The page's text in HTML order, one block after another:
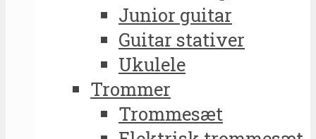
Junior guitar
Guitar stativer
Ukulele
Trommer
Trommesæt